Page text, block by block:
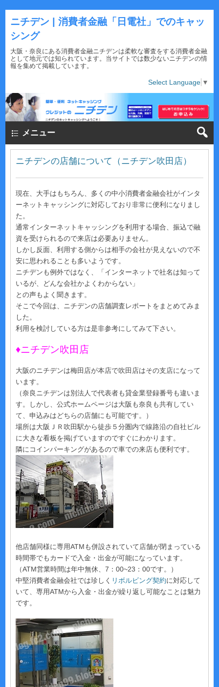
ニチデン | 消費者金融「日電社」でのキャッ
シング
大阪・奈良にある消費者金融ニチデンは柔軟な審査をする消費者金融
として地元では知られています。当サイトでは数少ないニチデンの情
報を集めて掲載しています。
Select Language ▼
メニュー
ニチデンの店舗について（ニチデン吹田店）
現在、大手はもちろん、多くの中小消費者金融会社がインタ
ーネットキャッシングに対応しており非常に便利になりまし
た。
通常インターネットキャッシングを利用する場合、振込で融
資を受けられるので来店は必要ありません。
しかし反面、利用する側からは相手の会社が見えないので不
安に思われることも多いようです。
ニチデンも例外ではなく、
「インターネットで社名は知って
いるが、どんな会社かよくわからない」
との声もよく聞きます。
そこで今回は、ニチデンの店舗調査レポートをまとめてみま
した。
利用を検討している方は是非参考にしてみて下さい。
♦ニチデン吹田店
大阪のニチデンは梅田店が本店で吹田店はその支店になって
います。
（奈良ニチデンは別法人で代表者も貸金業登録番号も違いま
す。しかし、公式ホームページは大阪も奈良も共有してい
て、申込みはどちらの店舗にも可能です。
）
場所は大阪ＪＲ吹田駅から徒歩５分圏内で線路沿の自社ビル
に大きな看板を掲げていますのですぐにわかります。
隣にコインパーキングがあるので車での来店も便利です。
他店舗同様に専用ATMも併設されていて店舗が閉まっている
時間帯でもカードで入金・出金が可能になっています。
（ATM営業時間は年中無休、7：00~23：00です。）
中堅消費者金融会社では珍しく リボルビング契約に対応して
いて、専用ATMから入金・出金が繰り返し可能なことは魅力
です。